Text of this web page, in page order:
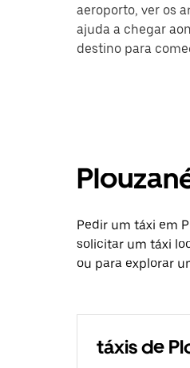
aeroporto, ver os
ajuda a chegar
destino para
Pedir um táxi em
solicitar um táxi
ou para explorar
táxis de